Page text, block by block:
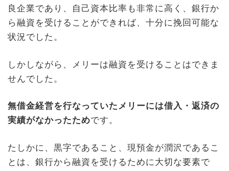
良企業であり、自己資本比率も非常に高く、銀行か
ら融資を受けることができれば、十分に挽回可能な
状況でした。
しかしながら、メリーは融資を受けることはできま
せんでした。
無借金経営を行なっていたメリーには借入・返済の
実績がなかったためです。
たしかに、黒字であること、現預金が潤沢であるこ
とは、銀行から融資を受けるために大切な要素で